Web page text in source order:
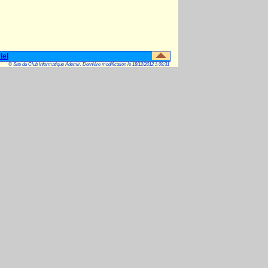
© Site du Club Informatique Ademir. Dernière modification le 18/12/2012 à 09:31